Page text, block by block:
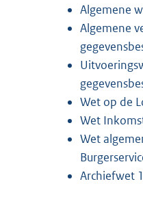
Algemene
Algemene
Wet op de
Wet
Wet
Archiefwet